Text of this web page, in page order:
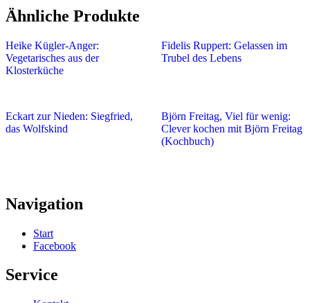
Ähnliche Produkte
Heike Kügler-Anger:
Vegetarisches aus der
Klosterküche
Fidelis Ruppert: Gelassen im
Trubel des Lebens
Eckart zur Nieden: Siegfried,
das Wolfskind
Björn Freitag, Viel für wenig:
Clever kochen mit Björn Freitag
(Kochbuch)
Navigation
Start
Facebook
Service